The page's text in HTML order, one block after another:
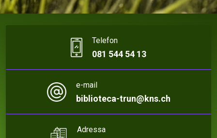
Telefon
081 544 54 13
e-mail
biblioteca-trun@kns.ch
Adressa